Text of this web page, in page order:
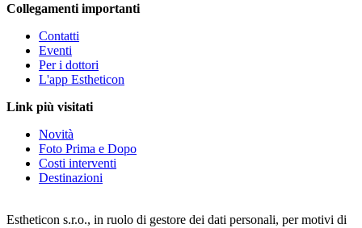
Collegamenti importanti
Contatti
Eventi
Per i dottori
L'app Estheticon
Link più visitati
Novità
Foto Prima e Dopo
Costi interventi
Destinazioni
Estheticon s.r.o., in ruolo di gestore dei dati personali, per motivi di